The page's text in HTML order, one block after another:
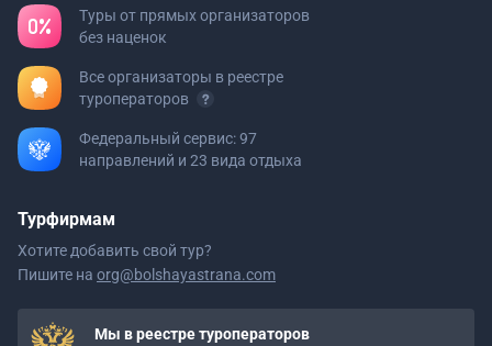
Туры от прямых организаторов
без наценок
Все организаторы в реестре
туроператоров
Федеральный сервис: 97
направлений и 23 вида отдыха
Турфирмам
Хотите добавить свой тур?
Пишите на org@bolshayastrana.com
Мы в реестре туроператоров